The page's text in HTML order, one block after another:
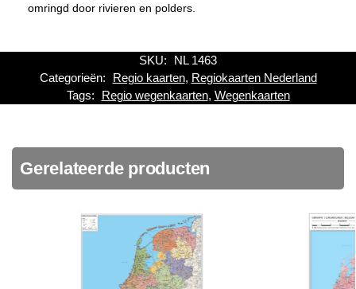
omringd door rivieren en polders.
SKU:
NL 1463
Categorieën:
Regio kaarten, Regiokaarten Nederland
Tags:
Regio wegenkaarten, Wegenkaarten
Gerelateerde producten